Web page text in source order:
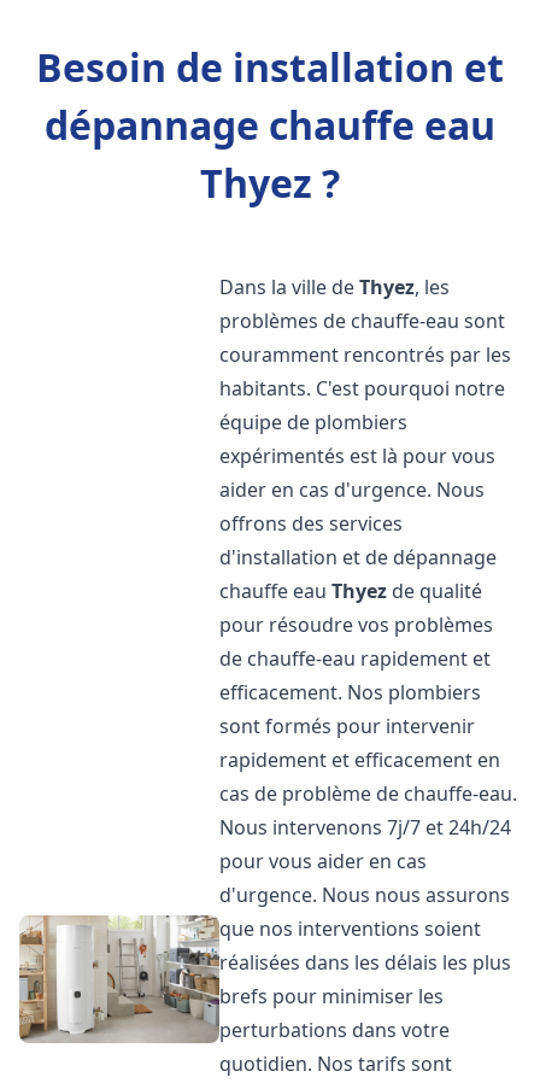
Besoin de installation et
dépannage chauffe eau
Thyez ?
Dans la ville deThyez, les
problèmes de chauffe-eau sont
couramment rencontrés par les
habitants. C'est pourquoi notre
équipe de plombiers
expérimentés est là pour vous
aider en cas d'urgence. Nous
offrons des services
d'installation et de dépannage
chauffe eauThyez de qualité
pour résoudre vos problèmes
de chauffe-eau rapidement et
efficacement. Nos plombiers
sont formés pour intervenir
rapidement et efficacement en
cas de problème de chauffe-eau.
Nous intervenons 7j/7 et 24h/24
pour vous aider en cas
d'urgence. Nous nous assurons
que nos interventions soient
réalisées dans les délais les plus
brefs pour minimiser les
perturbations dans votre
quotidien. Nos tarifs sont